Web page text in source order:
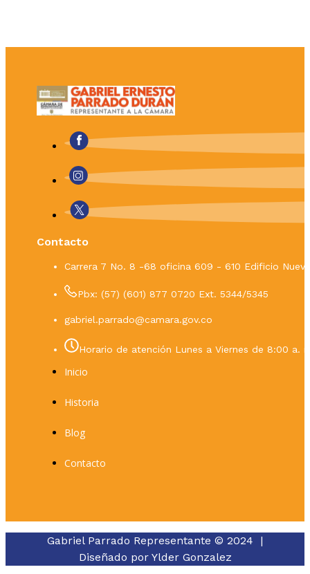
Contacto
Carrera 7 No. 8 -68 oficina 609 - 610 Edificio
Pbx: (57) (601) 877 0720 Ext. 5344/5345
gabriel.parrado@camara.gov.co
Horario de atención Lunes a Viernes de 8:00 a.
Inicio
Historia
Blog
Contacto
Gabriel Parrado Representante © 2024 |
Diseñado por Ylder Gonzalez